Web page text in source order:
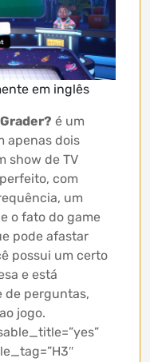
em inglês
é um
apenas dois
show de TV
com
um
o fato do game
pode afastar
possui um certo
e está
de perguntas,
jogo.